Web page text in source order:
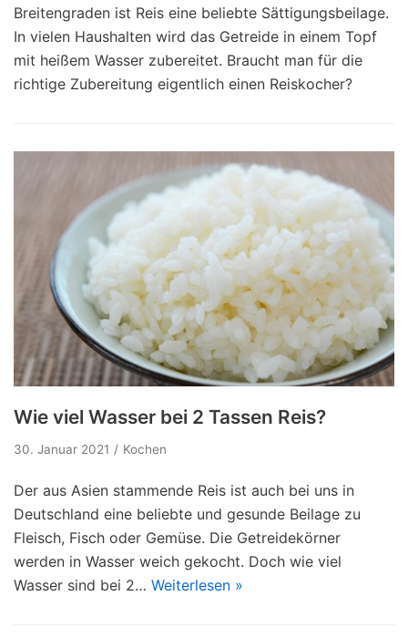
Breitengraden ist Reis eine beliebte Sättigungsbeilage.
In vielen Haushalten wird das Getreide in einem Topf
mit heißem Wasser zubereitet. Braucht man für die
richtige Zubereitung eigentlich einen Reiskocher?
Wie viel Wasser bei 2 Tassen Reis?
30. Januar 2021 Kochen
Der aus Asien stammende Reis ist auch bei uns in
Deutschland eine beliebte und gesunde Beilage zu
Fleisch, Fisch oder Gemüse. Die Getreidekörner
werden in Wasser weich gekocht. Doch wie viel
Wasser sind bei 2… Weiterlesen »